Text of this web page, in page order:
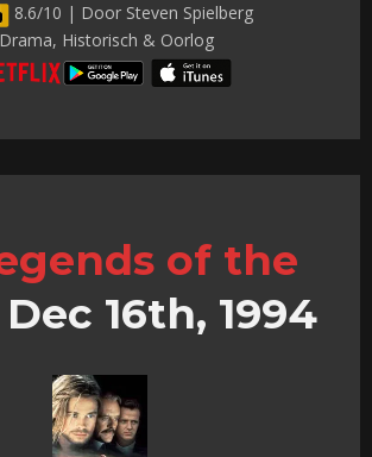
8.6/10 | Door Steven Spielberg
Drama, Historisch & Oorlog
of the
Dec 16th, 1994